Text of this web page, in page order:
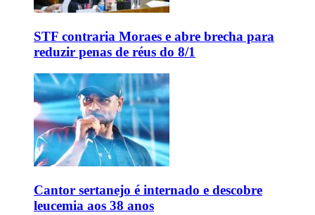
STF contraria Moraes e abre brecha para
reduzir penas de réus do 8/1
Cantor sertanejo é internado e descobre
leucemia aos 38 anos